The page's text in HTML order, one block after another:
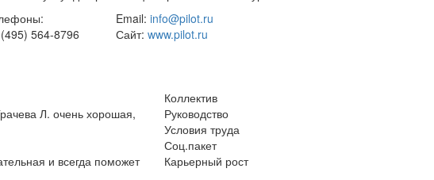
564-8796
Email: info@pilot.ru
Сайт: www.pilot.ru
Л. очень хорошая,
и всегда поможет
Коллектив
Руководство
Условия труда
Соц.пакет
Карьерный рост